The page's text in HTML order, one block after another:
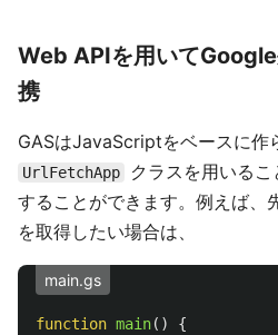
Web APIを用いて
携
GASはJavaScriptをベースに作
UrlFetchApp
クラスを用いる
することができます。例えば、
を取得したい場合は、
main.gs
function main()
{